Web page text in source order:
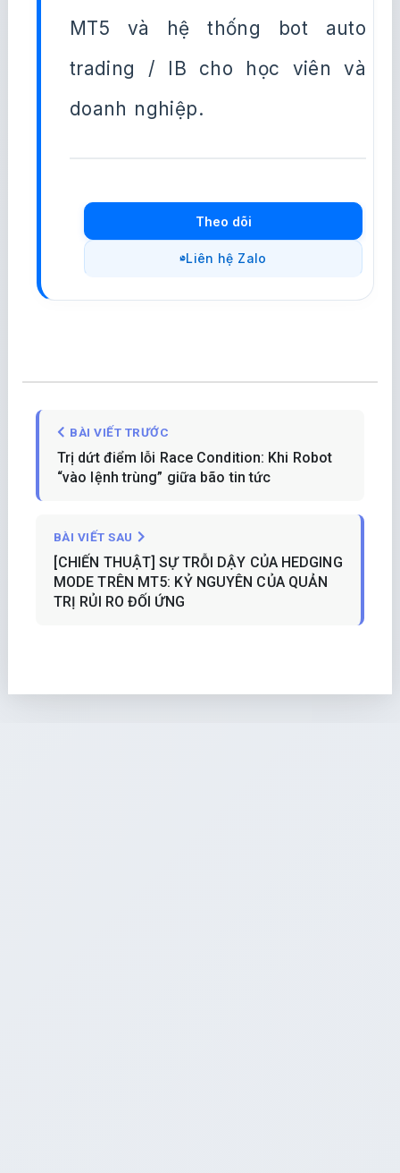
MT5 và hệ thống bot auto
trading / IB cho học viên và
doanh nghiệp.
Theo dõi
Liên hệ Zalo
BÀI VIẾT TRƯỚC
Trị dứt điểm lỗi Race Condition: Khi Robot
“vào lệnh trùng” giữa bão tin tức
BÀI VIẾT SAU
[CHIẾN THUẬT] SỰ TRỖI DẬY CỦA HEDGING
MODE TRÊN MT5: KỶ NGUYÊN CỦA QUẢN
TRỊ RỦI RO ĐỐI ỨNG